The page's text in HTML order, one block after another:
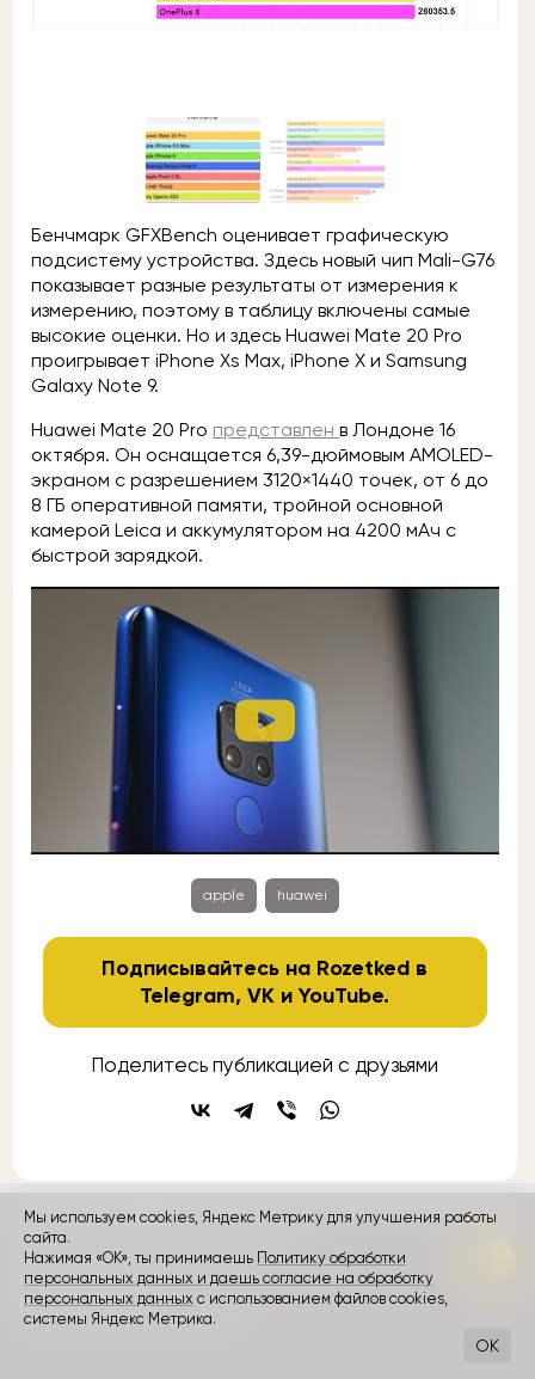
Бенчмарк GFXBench оценивает графическую
подсистему устройства. Здесь новый чип Mali-G76
показывает разные результаты от измерения к
измерению, поэтому в таблицу включены самые
высокие оценки. Но и здесь Huawei Mate 20 Pro
проигрывает iPhone Xs Max, iPhone X и Samsung
Galaxy Note 9.
Huawei Mate 20 Pro представлен в Лондоне 16
октября. Он оснащается 6,39-дюймовым AMOLED-
экраном с разрешением 3120×1440 точек, от 6 до
8 ГБ оперативной памяти, тройной основной
камерой Leica и аккумулятором на 4200 мАч с
быстрой зарядкой.
apple huawei
Подписывайтесь на Rozetked в
Telegram,VK иYouTube.
Поделитесь публикацией с друзьями
контакты
Rozetked © 2026
Пользовательское соглашение
Мы используем cookies, Яндекс Метрику для улучшения работы
сайта.
Нажимая «ОК», ты принимаешь Политику обработки
персональных данных и даешь согласие на обработку
персональных данных с использованием файлов cookies,
системы Яндекс Метрика.
OK